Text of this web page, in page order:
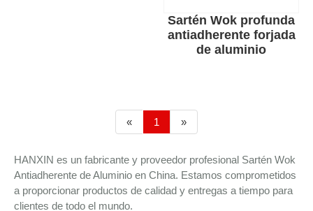
Sartén Wok profunda
antiadherente forjada
de aluminio
« 1 »
HANXIN es un fabricante y proveedor profesional Sartén Wok
Antiadherente de Aluminio en China. Estamos comprometidos
a proporcionar productos de calidad y entregas a tiempo para
clientes de todo el mundo.